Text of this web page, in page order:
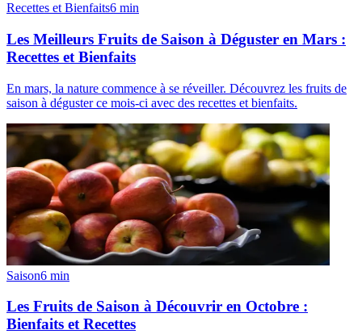
Recettes et Bienfaits6 min
Les Meilleurs Fruits de Saison à Déguster en Mars :
Recettes et Bienfaits
En mars, la nature commence à se réveiller. Découvrez les fruits de
saison à déguster ce mois-ci avec des recettes et bienfaits.
Saison6 min
Les Fruits de Saison à Découvrir en Octobre :
Bienfaits et Recettes